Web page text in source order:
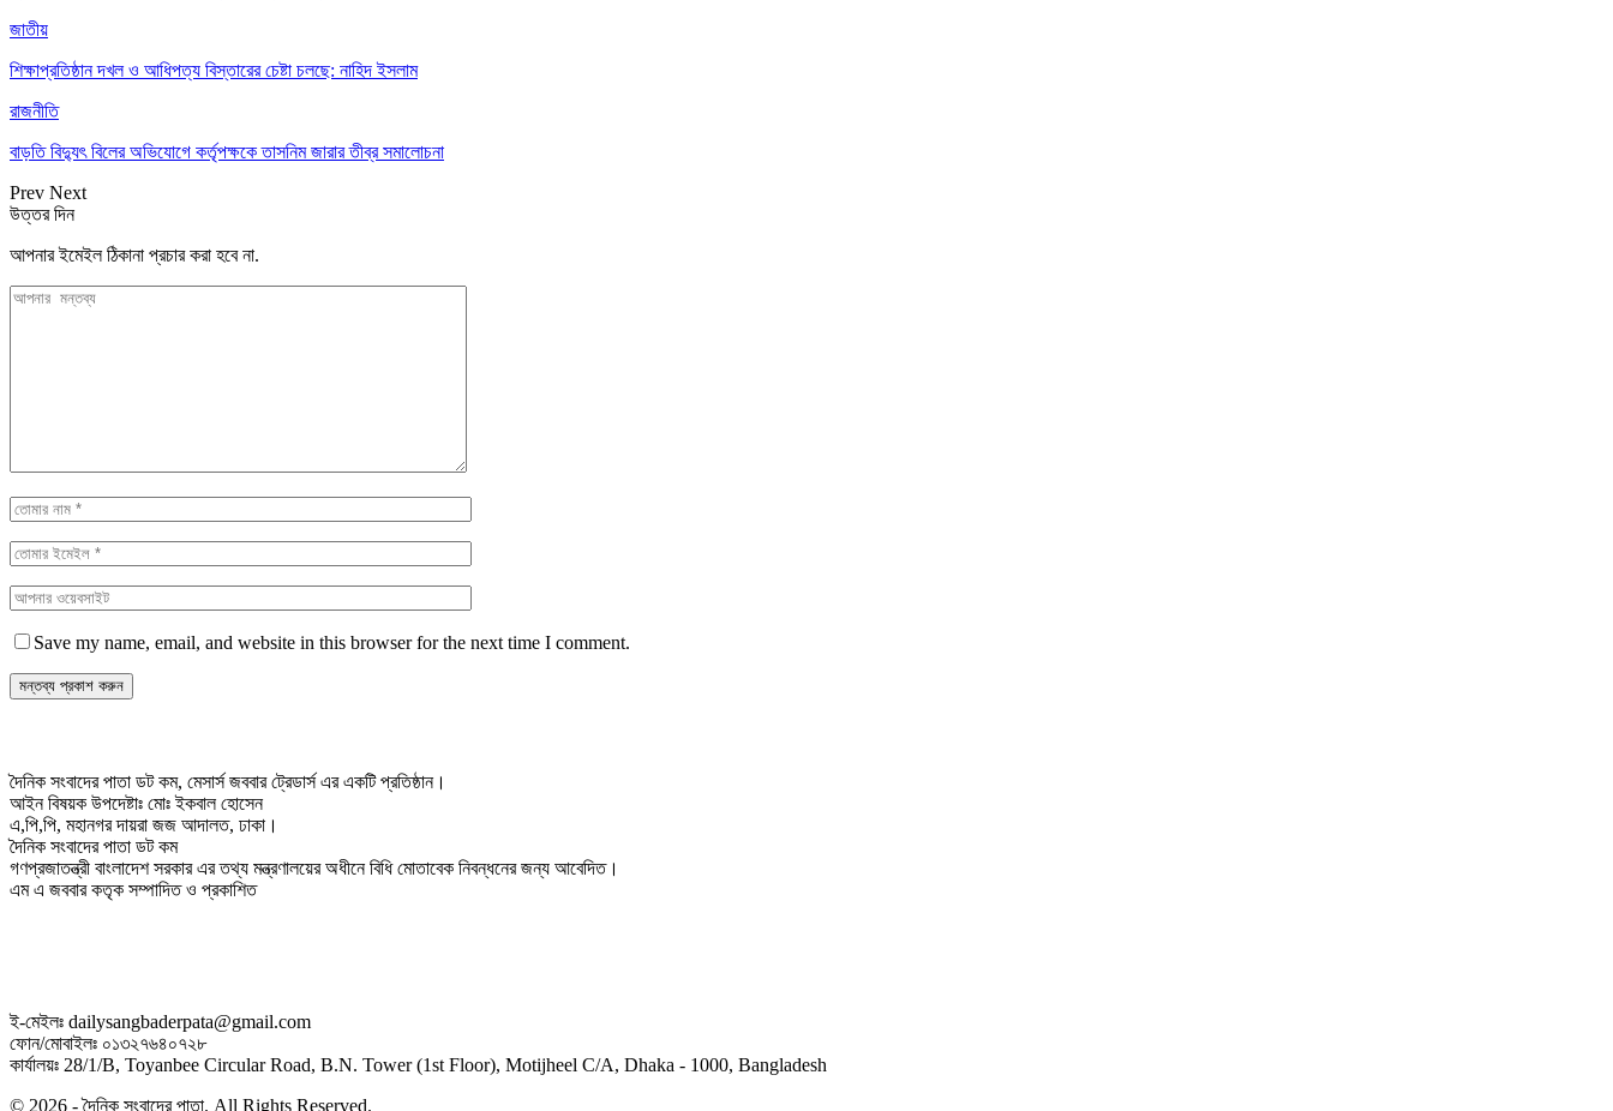
জাতীয়
শিক্ষাপ্রতিষ্ঠান দখল ও আধিপত্য বিস্তারের চেষ্টা চলছে: নাহিদ ইসলাম
রাজনীতি
বাড়তি বিদ্যুৎ বিলের অভিযোগে কর্তৃপক্ষকে তাসনিম জারার তীব্র সমালোচনা
Prev Next
উত্তর দিন
আপনার ইমেইল ঠিকানা প্রচার করা হবে না.
Save my name, email, and website in this browser for the next time I comment.
দৈনিক সংবাদের পাতা ডট কম, মেসার্স জববার ট্রেডার্স এর একটি প্রতিষ্ঠান।
আইন বিষয়ক উপদেষ্টাঃ মোঃ ইকবাল হোসেন
এ,পি,পি, মহানগর দায়রা জজ আদালত, ঢাকা।
দৈনিক সংবাদের পাতা ডট কম
গণপ্রজাতন্ত্রী বাংলাদেশ সরকার এর তথ্য মন্ত্রণালয়ের অধীনে বিধি মোতাবেক নিবন্ধনের জন্য আবেদিত।
এম এ জববার কতৃক সম্পাদিত ও প্রকাশিত
ই-মেইলঃ dailysangbaderpata@gmail.com
ফোন/মোবাইলঃ ০১৩২৭৬৪০৭২৮
কার্যালয়ঃ 28/1/B, Toyanbee Circular Road, B.N. Tower (1st Floor), Motijheel C/A, Dhaka - 1000, Bangladesh
© 2026 - দৈনিক সংবাদের পাতা. All Rights Reserved.